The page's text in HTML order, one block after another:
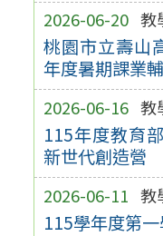
2026-06-20 教
桃園市立壽山
年度暑期課業
2026-06-16 教
115年度教育
新世代創造營
2026-06-11 教
115學年度第